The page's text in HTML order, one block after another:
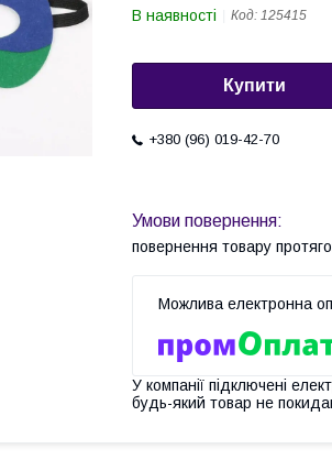
В наявності Код: 125415
Купити
+380 (96) 019-42-70
повернення товару
У компанії підключені
будь-який товар не